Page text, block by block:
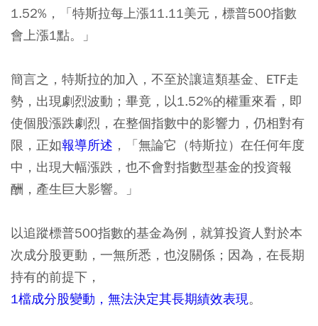
1.52%，「特斯拉每上漲11.11美元，標普500指數
會上漲1點。」
簡言之，特斯拉的加入，不至於讓這類基金、ETF走
勢，出現劇烈波動；畢竟，以1.52%的權重來看，即
使個股漲跌劇烈，在整個指數中的影響力，仍相對有
限，正如報導所述 ，「無論它（特斯拉）在任何年度
中，出現大幅漲跌，也不會對指數型基金的投資報
酬，產生巨大影響。」
以追蹤標普500指數的基金為例，就算投資人對於本
次成分股更動，一無所悉，也沒關係；因為，在長期
持有的前提下，
1檔成分股變動，無法決定其長期績效表現。